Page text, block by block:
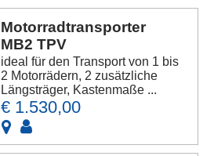
Motorradtransporter
MB2 TPV
ideal für den Transport von 1 bis
2 Motorrädern, 2 zusätzliche
Längsträger, Kastenmaße ...
€ 1.530,00